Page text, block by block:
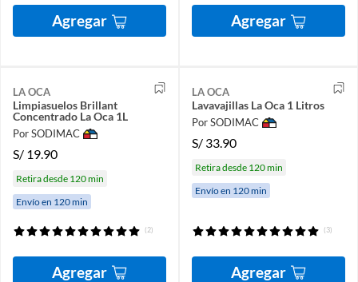
Agregar Agregar
LA OCA
Limpiasuelos Brillant
Concentrado La Oca 1L
Por SODIMAC
S/ 19.90
Retira desde 120 min
Envío en 120 min
(2)
Agregar
LA OCA
Lavavajillas La Oca 1 Litros
Por SODIMAC
S/ 33.90
Retira desde 120 min
Envío en 120 min
(3)
Agregar